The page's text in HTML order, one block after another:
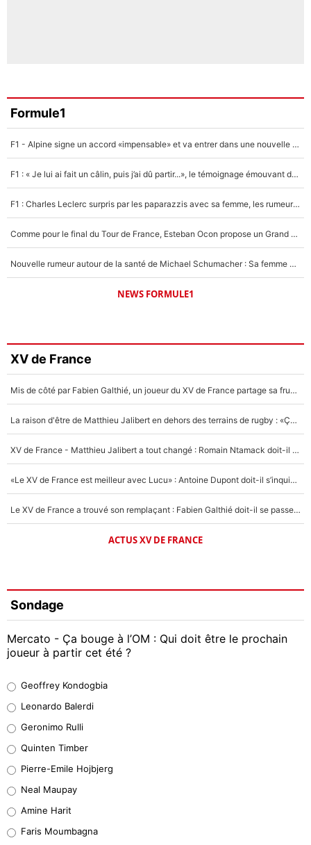
Formule1
F1 - Alpine signe un accord «impensable» et va entrer dans une nouvelle dimension : Grande nouvelle pour Pierre Gasly !
F1 : « Je lui ai fait un câlin, puis j’ai dû partir...», le témoignage émouvant de Max Verstappen sur sa fille
F1 : Charles Leclerc surpris par les paparazzis avec sa femme, les rumeurs étaient vraies !
Comme pour le final du Tour de France, Esteban Ocon propose un Grand Prix de Formule 1 à Paris : «Autour de l’Arc de Triomphe, ce serait génial» !
Nouvelle rumeur autour de la santé de Michael Schumacher : Sa femme Corinna sort du silence
NEWS FORMULE1
XV de France
Mis de côté par Fabien Galthié, un joueur du XV de France partage sa frustration : «ils ne me l’ont pas dit tout de suite»
La raison d'être de Matthieu Jalibert en dehors des terrains de rugby : «Ça m'atteint autant que si tu touches à un membre de ma famille»
XV de France - Matthieu Jalibert a tout changé : Romain Ntamack doit-il s’inquiéter pour sa place à un an de la Coupe du monde ?
«Le XV de France est meilleur avec Lucu» : Antoine Dupont doit-il s’inquiéter pour sa place ?
Le XV de France a trouvé son remplaçant : Fabien Galthié doit-il se passer d'Antoine Dupont ?
ACTUS XV DE FRANCE
Sondage
Mercato - Ça bouge à l’OM : Qui doit être le prochain
joueur à partir cet été ?
38%
32%
5%
1%
Geoffrey Kondogbia
Leonardo Balerdi
Geronimo Rulli
Quinten Timber
Pierre-Emile Hojbjerg
Neal Maupay
Amine Harit
Faris Moumbagna